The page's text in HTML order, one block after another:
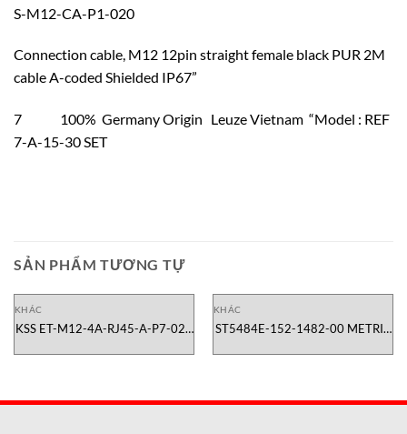
S-M12-CA-P1-020
Connection cable, M12 12pin straight female black PUR 2M
cable A-coded Shielded IP67”
7 100% Germany Origin Leuze Vietnam “Model : REF
7-A-15-30 SET
SẢN PHẨM TƯƠNG TỰ
KHÁC
KSS ET-M12-4A-RJ45-A-P7-020
KHÁC
ST5484E-152-1482-00 METRIX